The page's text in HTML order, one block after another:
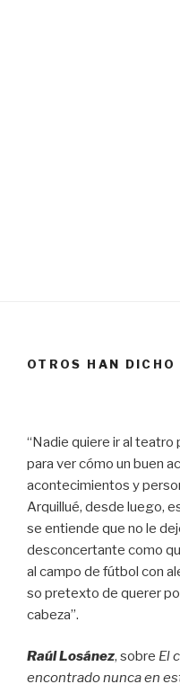
OTROS HAN DICHO
“Nadie quiere ir al teatro
para ver cómo un buen
acontecimientos y
Arquillué, desde luego,
se entiende que no le
desconcertante como
al campo de fútbol con
so pretexto de querer
cabeza”.
Raúl Losánez, sobre El
encontrado nunca en